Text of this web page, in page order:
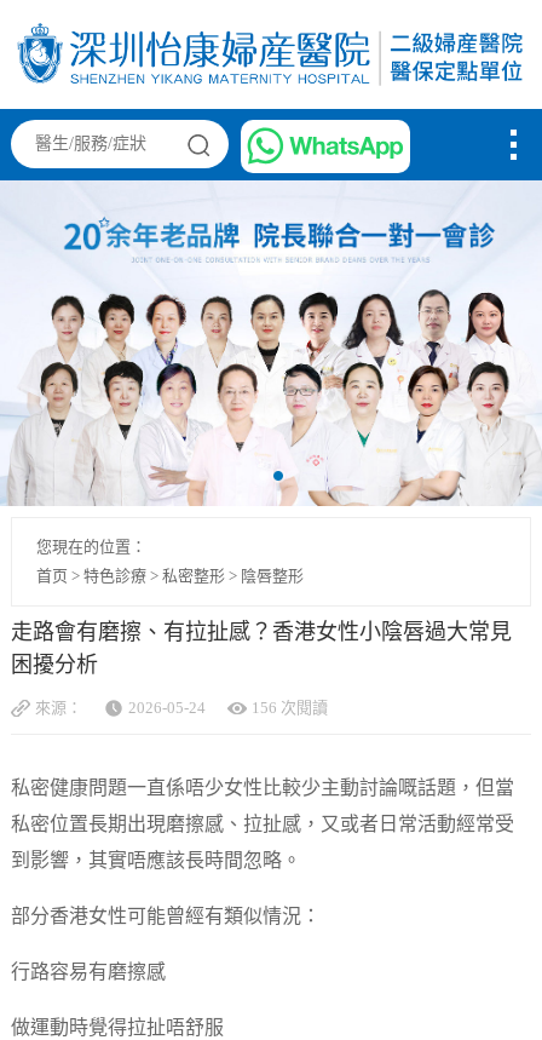
您現在的位置：
首页 > 特色診療> 私密整形> 陰唇整形
走路會有磨擦、有拉扯感？香港女性小陰唇過大常見
困擾分析
來源： 2026-05-24 156 次閱讀
私密健康問題一直係唔少女性比較少主動討論嘅話題，但當
私密位置長期出現磨擦感、拉扯感，又或者日常活動經常受
到影響，其實唔應該長時間忽略。
部分香港女性可能曾經有類似情況：
行路容易有磨擦感
做運動時覺得拉扯唔舒服